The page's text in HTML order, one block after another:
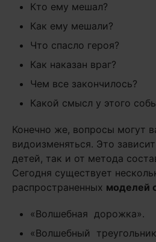
Кто ему мешал?
Как ему мешали?
Что спасло героя?
Как наказан враг?
Чем все закончилось?
Какой смысл у этого
Конечно же, вопросы могут
видоизменяться. Это
детей, так и от метода
Сегодня существует
распространенных моделей
«Волшебная дорожка».
«Волшебный